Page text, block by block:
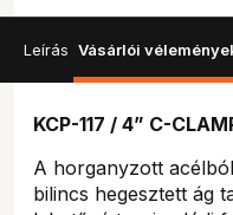
Leírás Vásárlói
KCP-117 / 4” C-
A horganyzott
bilincs hegesztett ág